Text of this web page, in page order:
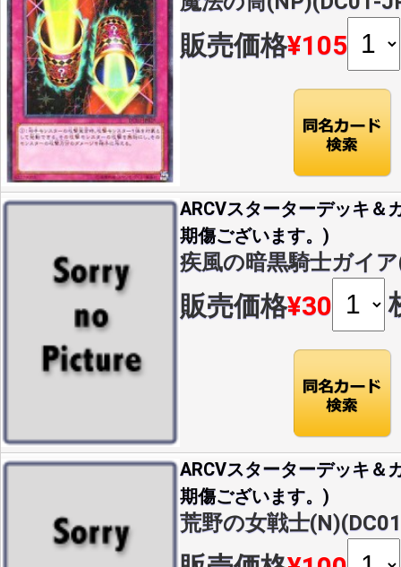
販売価格¥105
ARCVスターターデッキ＆
期傷ございます。)
疾風の暗黒騎士ガイ
販売価格¥30
ARCVスターターデッキ＆
期傷ございます。)
荒野の女戦士